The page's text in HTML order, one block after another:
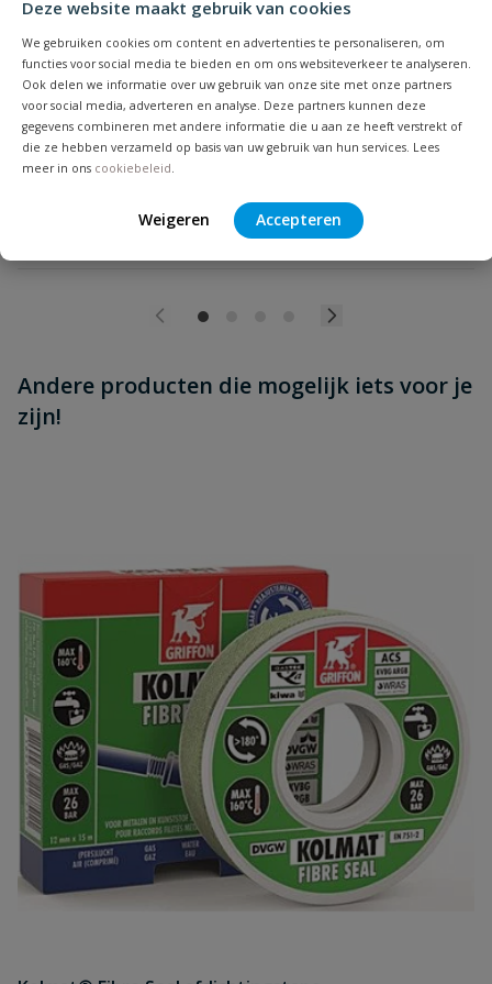
Deze website maakt gebruik van cookies
We gebruiken cookies om content en advertenties te personaliseren, om
functies voor social media te bieden en om ons websiteverkeer te analyseren.
Ook delen we informatie over uw gebruik van onze site met onze partners
voor social media, adverteren en analyse. Deze partners kunnen deze
gegevens combineren met andere informatie die u aan ze heeft verstrekt of
die ze hebben verzameld op basis van uw gebruik van hun services. Lees
meer in ons cookiebeleid.
Weigeren Accepteren
Beoordeling versturen
Kolmat® Fibre Seal afdichtingstape
Vezelversterkte afdichtingsband voor schroefdraadverbindingen,
nastelbaar >180°.
Op voorraad
Andere producten die mogelijk iets voor je
zijn!